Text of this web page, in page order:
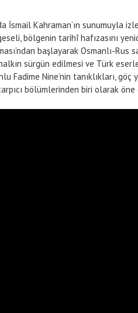
İsmail Kahraman’ın sunumuyla
bölgenin tarihî hafızasını
başlayarak Osmanlı-Rus
sürgün edilmesi ve Türk
Fadime Nine’nin tanıklıkları,
bölümlerinden biri olarak öne